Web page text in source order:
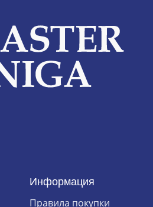
Информация
Правила покупки